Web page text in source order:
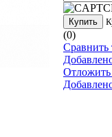
Купить
(0)
Сравнить
Отложить